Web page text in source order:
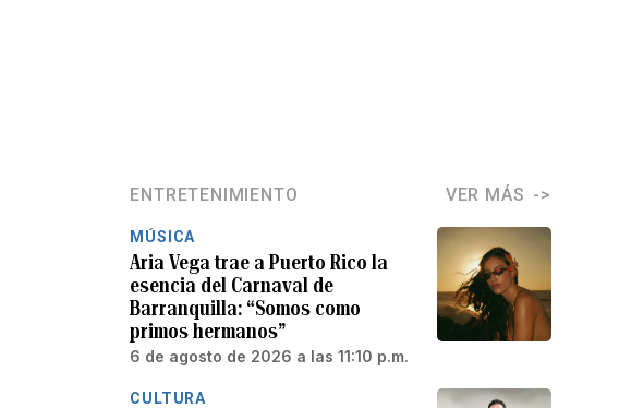
ENTRETENIMIENTO VER MÁS
MÚSICA
Aria Vega trae a Puerto Rico la
esencia del Carnaval de
Barranquilla: “Somos como
primos hermanos”
6 de agosto de 2026 a las 11:10 p.m.
CULTURA